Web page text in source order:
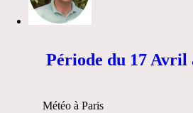
Période du 17 Avril
Météo à Paris